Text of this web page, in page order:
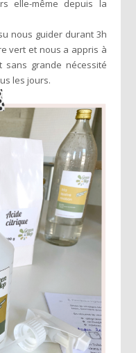
elle-même depuis la
nous guider durant 3h
vert et nous a appris à
grande nécessité
les jours.